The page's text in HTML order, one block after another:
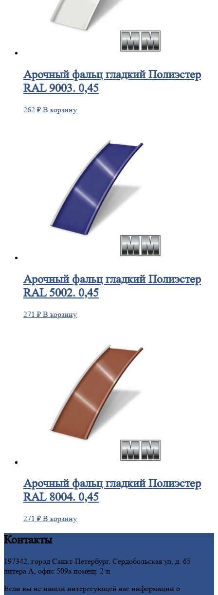
Арочныйфальц гладкий Полиэстер
RAL 9003. 0,45
262 ₽ В корзину
Арочныйфальц гладкий Полиэстер
RAL 5002. 0,45
271 ₽ В корзину
Арочныйфальц гладкий Полиэстер
RAL 8004. 0,45
271 ₽ В корзину
Контакты
197342, город Санкт-Петербург, Сердобольская ул, д. 65
литера А, офис 509а помещ. 2-н
Если вы не нашли интересующей вас информации о